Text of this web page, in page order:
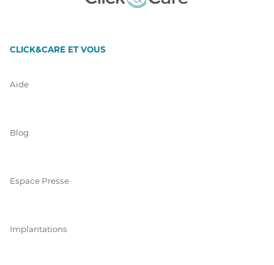
CLICK&CARE ET VOUS
Aide
Blog
Espace Presse
Implantations